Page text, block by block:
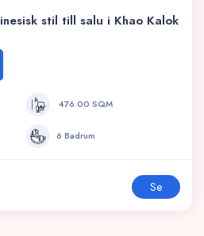
stil till salu i Khao Kalok
476.00 SQM
6 Badrum
Se